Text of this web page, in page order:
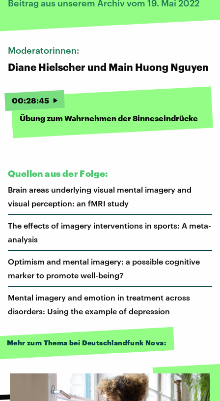
Beitrag aus unserem Archiv vom 19. Mai 2022
Moderatorinnen:
Diane Hielscher und Main Huong Nguyen
00:28:45
Übung zum Wahrnehmen der Sinneseindrücke
Quellen aus der Folge:
Brain areas underlying visual mental imagery and
visual perception: an fMRI study
The effects of imagery interventions in sports: A meta-
analysis
Optimism and mental imagery: a possible cognitive
marker to promote well-being?
Mental imagery and emotion in treatment across
disorders: Using the example of depression
Mehr zum Thema bei Deutschlandfunk Nova: